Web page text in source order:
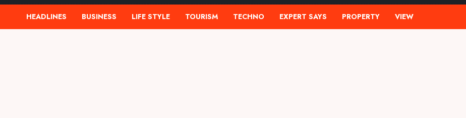
HEADLINES BUSINESS LIFE STYLE TOURISM TECHNO EXPERT SAYS PROPERTY VIEW